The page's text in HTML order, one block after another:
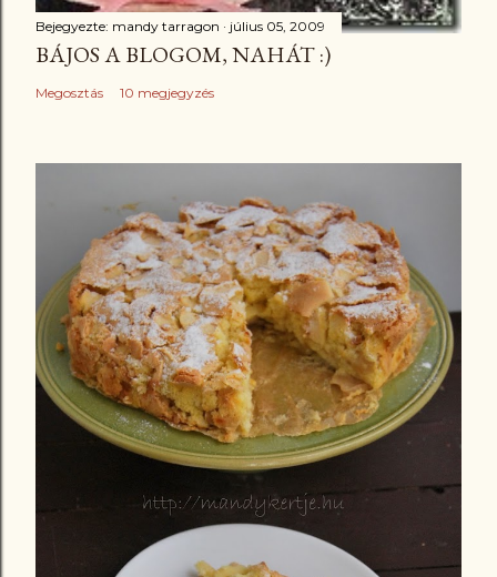
Bejegyezte: mandy tarragon július 05, 2009
BÁJOS A BLOGOM, NAHÁT :)
Megosztás 10 megjegyzés